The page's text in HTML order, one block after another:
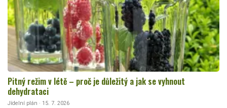
Pitný režim v létě – proč je důležitý a jak se vyhnout
dehydrataci
Jídelní plán · 15. 7. 2026